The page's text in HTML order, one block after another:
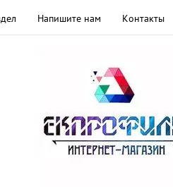
Напишите нам Контакты